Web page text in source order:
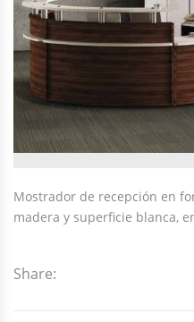
Mostrador de recepción en
madera y superficie blanca,
Share: